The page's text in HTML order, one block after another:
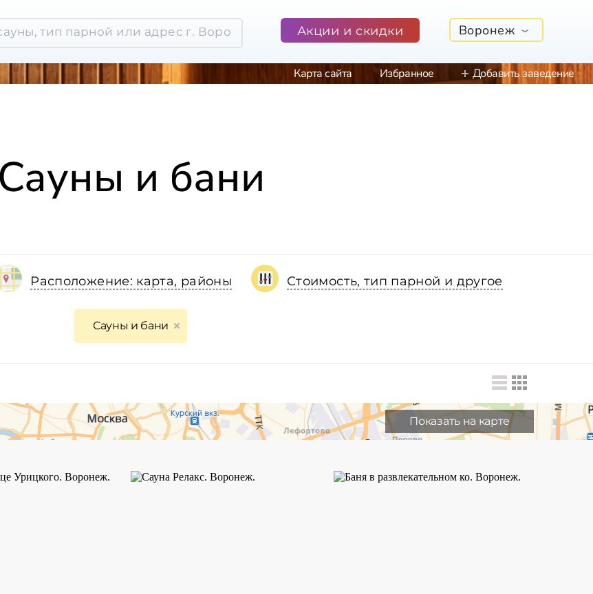
Акции и скидки Воронеж
Карта сайта Избранное Добавить заведение
Сауны и бани
Расположение: карта, районы Стоимость, тип парной и другое
Сауны и бани
Показать на карте